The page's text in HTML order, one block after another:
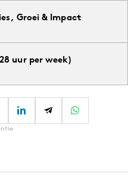
Groei & Impact
uur per week)